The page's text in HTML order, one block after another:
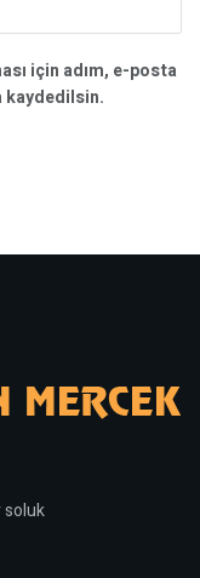
için adım, e-posta
kaydedilsin.
soluk